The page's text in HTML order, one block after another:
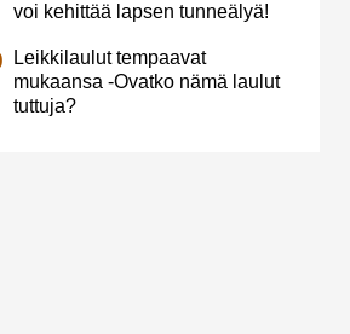
voi kehittää lapsen tunneälyä!
Leikkilaulut tempaavat
mukaansa -Ovatko nämä laulut
tuttuja?